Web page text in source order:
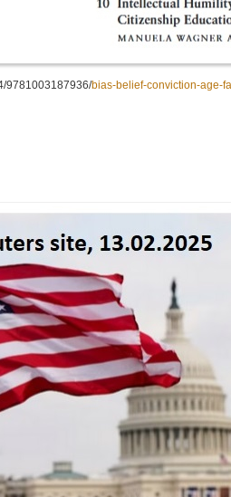
9781003187936/bias-belief-conviction-age-